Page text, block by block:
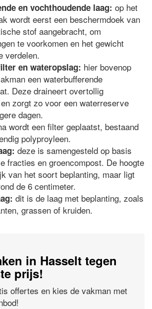
en vochthoudende laag: op het
wordt eerst een beschermdoek van
stof aangebracht, om
te voorkomen en het gewicht
verdelen.
en wateropslag: hier bovenop
een waterbufferende
Deze draineert overtollig
zorgt zo voor een waterreserve
dagen.
wordt een filter geplaatst, bestaand
polyproyleen.
deze is samengesteld op basis
fracties en groencompost. De hoogte
van het soort beplanting, maar ligt
de 6 centimeter.
dit is de laag met beplanting, zoals
grassen of kruiden.
in Hasselt tegen
prijs!
offertes en kies de vakman met